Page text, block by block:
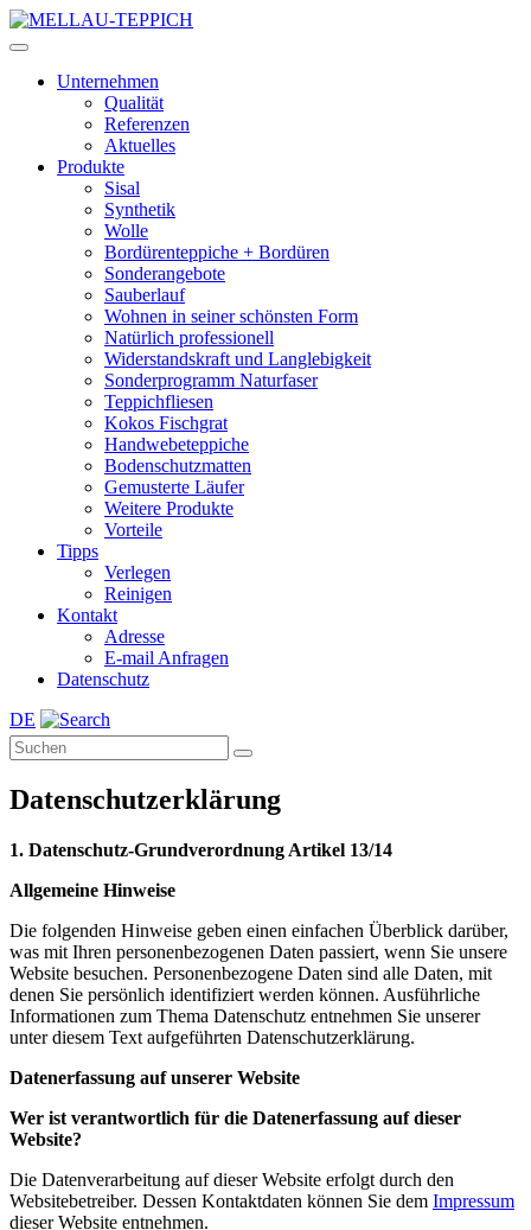
Unternehmen
Qualität
Referenzen
Aktuelles
Produkte
Sisal
Synthetik
Wolle
Bordürenteppiche + Bordüren
Sonderangebote
Sauberlauf
Wohnen in seiner schönsten Form
Natürlich professionell
Widerstandskraft und Langlebigkeit
Sonderprogramm Naturfaser
Teppichfliesen
Kokos Fischgrat
Handwebeteppiche
Bodenschutzmatten
Gemusterte Läufer
Weitere Produkte
Vorteile
Tipps
Verlegen
Reinigen
Kontakt
Adresse
E-mail Anfragen
Datenschutz
DE
Datenschutzerklärung
1. Datenschutz-Grundverordnung Artikel 13/14
Allgemeine Hinweise
Die folgenden Hinweise geben einen einfachen Überblick darüber,
was mit Ihren personenbezogenen Daten passiert, wenn Sie unsere
Website besuchen. Personenbezogene Daten sind alle Daten, mit
denen Sie persönlich identifiziert werden können. Ausführliche
Informationen zum Thema Datenschutz entnehmen Sie unserer
unter diesem Text aufgeführten Datenschutzerklärung.
Datenerfassung auf unserer Website
Wer ist verantwortlich für die Datenerfassung auf dieser
Website?
Die Datenverarbeitung auf dieser Website erfolgt durch den
Websitebetreiber. Dessen Kontaktdaten können Sie dem Impressum
dieser Website entnehmen.